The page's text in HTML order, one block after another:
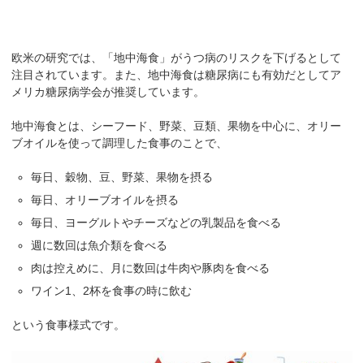
欧米の研究では、「地中海食」がうつ病のリスクを下げるとして
注目されています。また、地中海食は糖尿病にも有効だとしてア
メリカ糖尿病学会が推奨しています。
地中海食とは、シーフード、野菜、豆類、果物を中心に、オリー
ブオイルを使って調理した食事のことで、
毎日、穀物、豆、野菜、果物を摂る
毎日、オリーブオイルを摂る
毎日、ヨーグルトやチーズなどの乳製品を食べる
週に数回は魚介類を食べる
肉は控えめに、月に数回は牛肉や豚肉を食べる
ワイン1、2杯を食事の時に飲む
という食事様式です。